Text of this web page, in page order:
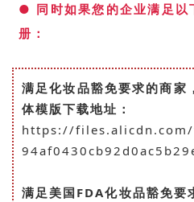
● 同时如果您的企业满足
册：
满足化妆品豁免要求的商家
体模版下载地址：
https://
满足美国FDA化妆品豁免要